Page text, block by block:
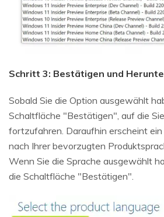
Schritt 3: Bestätigen und
Sobald Sie die Option ausgewählt
Schaltfläche "Bestätigen", auf die
fortzufahren. Daraufhin erscheint ein
nach Ihrer bevorzugten
Wenn Sie die Sprache ausgewählt
die Schaltfläche "Bestätigen".